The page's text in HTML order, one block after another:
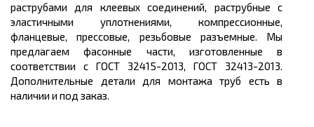
раструбами для клеевых соединений, раструбные с
эластичными уплотнениями, компрессионные,
фланцевые, прессовые, резьбовые разъемные. Мы
предлагаем фасонные части, изготовленные в
соответствии с ГОСТ 32415-2013, ГОСТ 32413-2013.
Дополнительные детали для монтажа труб есть в
наличии и под заказ.